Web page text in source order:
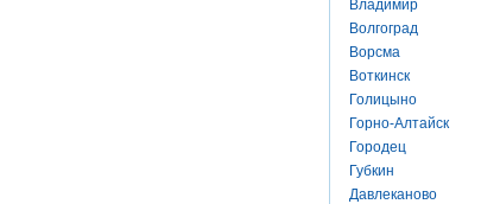
Владимир
Волгоград
Ворсма
Воткинск
Голицыно
Горно-Алтайск
Городец
Губкин
Давлеканово